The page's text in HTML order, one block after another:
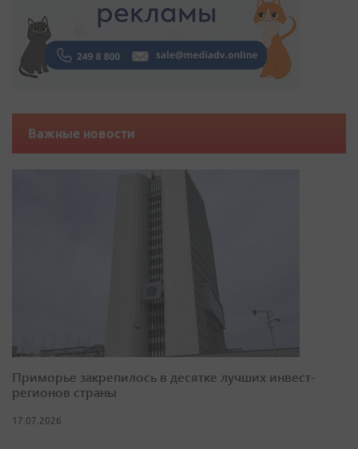
Важные новости
Приморье закрепилось в десятке лучших инвест-
регионов страны
17.07.2026